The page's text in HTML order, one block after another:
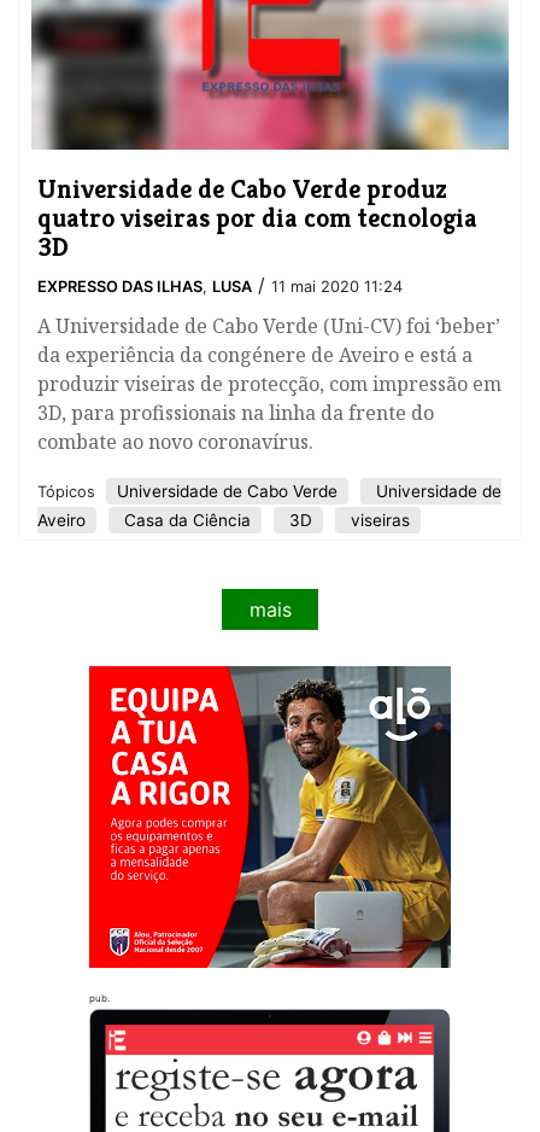
Universidade de Cabo Verde produz
quatro viseiras por dia com tecnologia
3D
EXPRESSO DAS ILHAS, LUSA / 11 mai 2020 11:24
A Universidade de Cabo Verde (Uni-CV) foi ‘beber’
da experiência da congénere de Aveiro e está a
produzir viseiras de protecção, com impressão em
3D, para profissionais na linha da frente do
combate ao novo coronavírus.
Tópicos Universidade de Cabo Verde
Universidade de
Aveiro
Casa da Ciência 3D viseiras
mais
pub.